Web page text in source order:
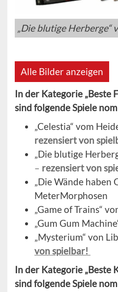
„Die blutige Herberge“
Alle Bilder anzeigen
In der Kategorie „Beste
sind folgende Spiele
„Celestia“ vom
rezensiert von
„Die blutige
– rezensiert von
„Die Wände haben
MeterMorphosen
„Game of Trains“
„Gum Gum
„Mysterium“ von
von spielbar!
In der Kategorie „Beste
sind folgende Spiele